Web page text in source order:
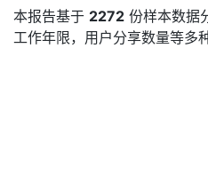
本报告基于 2272 份样本数据
工作年限，用户分享数量等多